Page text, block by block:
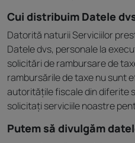
Cui distribuim Datele
Datorită naturii Serviciilor
Datele dvs, personale la
solicitări de rambursare de
rambursările de taxe nu sunt
autoritățile fiscale din diferite
solicitați serviciile noastre
Putem să divulgăm